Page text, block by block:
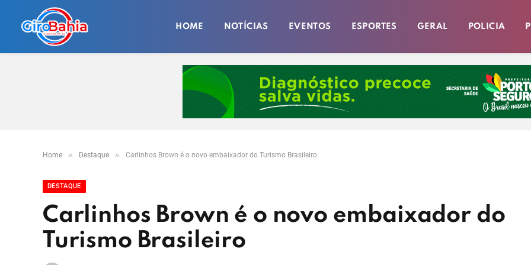
HOME NOTÍCIAS EVENTOS ESPORTES GERAL POLICIA
Home » Destaque » Carlinhos Brown é o novo embaixador do Turismo Brasileiro
DESTAQUE
Carlinhos Brown é o novo embaixador do
Turismo Brasileiro